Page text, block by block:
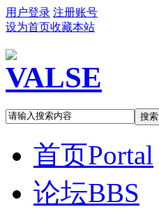
用户登录 注册账号
设为首页收藏本站
搜索
首页Portal
论坛BBS